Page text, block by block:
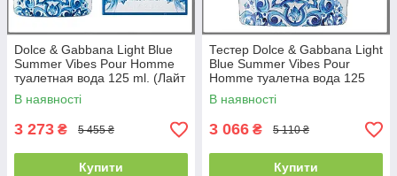
Dolce & Gabbana Light Blue
Summer Vibes Pour Homme
туалетная вода 125 ml. (Лайт
Блю Саммер Вайбс Пур Хом)
В наявності
3 273 ₴ 5 455 ₴
Купити
Тестер Dolce & Gabbana Light
Blue Summer Vibes Pour
Homme туалетна вода 125
ml. Лайт Блю Саммер Вайбс
Пур Хом
В наявності
3 066 ₴ 5 110 ₴
Купити